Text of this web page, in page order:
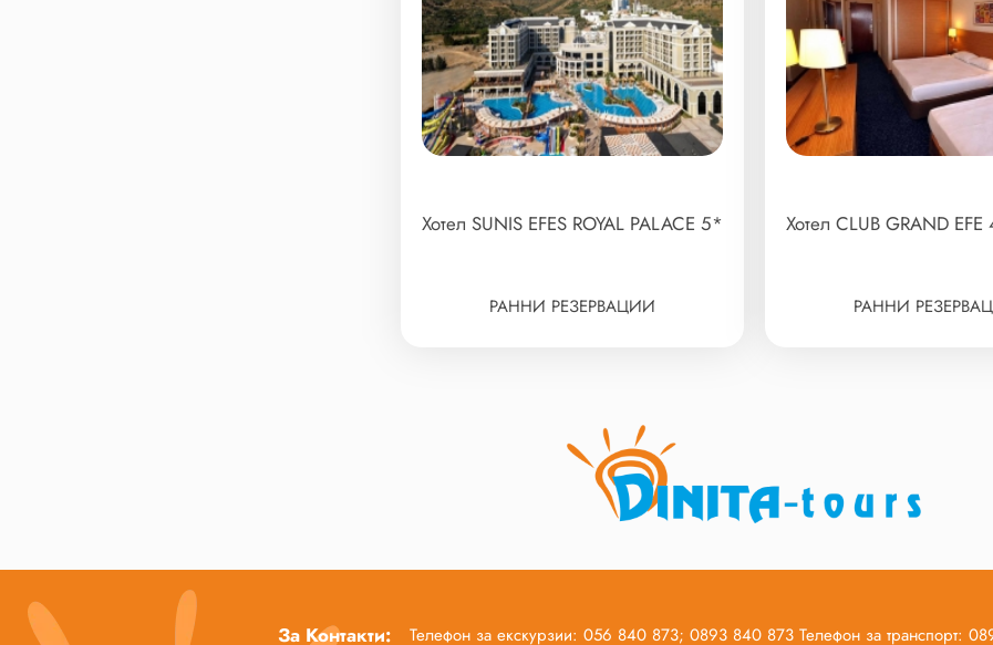
Хотел SUNIS EFES ROYAL PALACE 5*
РАННИ РЕЗЕРВАЦИИ
Хотел CLUB GRAND
РАННИ
За Контакти: Телефон за екскурзии: 056 840 873; 0893 840 873 Телефон за транспорт: